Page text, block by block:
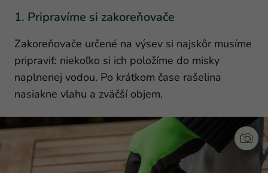
1. Pripravíme si zakoreňovače
Zakoreňovače určené na výsev si najskôr musíme
pripraviť: niekoľko si ich položíme do misky
naplnenej vodou. Po krátkom čase rašelina
nasiakne vlahu a zväčší objem.